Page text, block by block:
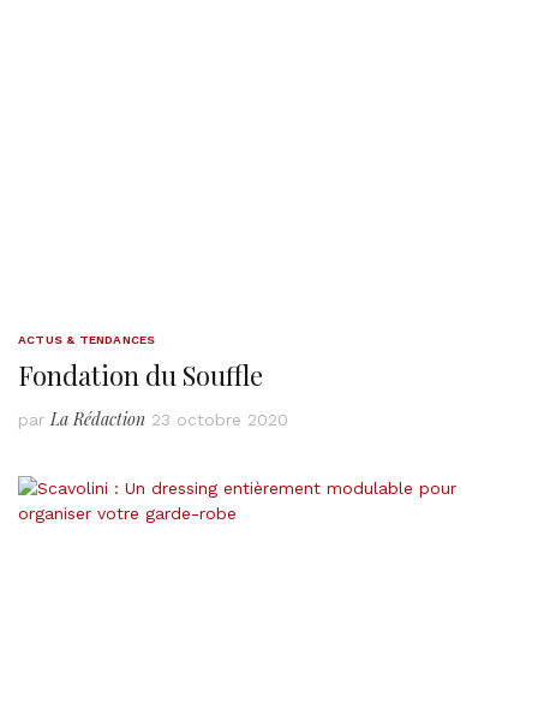
ACTUS & TENDANCES
Fondation du Souffle
par La Rédaction 23 octobre 2020